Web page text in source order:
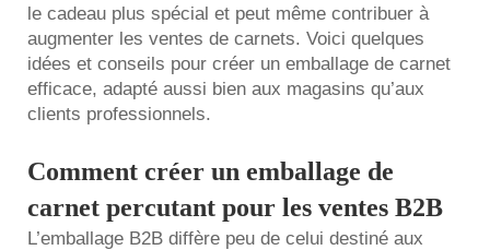
le cadeau plus spécial et peut même contribuer à
augmenter les ventes de carnets. Voici quelques
idées et conseils pour créer un emballage de carnet
efficace, adapté aussi bien aux magasins qu’aux
clients professionnels.
Comment créer un emballage de
carnet percutant pour les ventes B2B
L’emballage B2B diffère peu de celui destiné aux